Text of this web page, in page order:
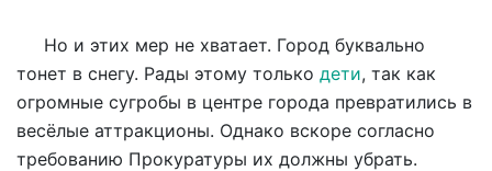
Но и этих мер не хватает. Город буквально
тонет в снегу. Рады этому только дети, так как
огромные сугробы в центре города превратились в
весёлые аттракционы. Однако вскоре согласно
требованию Прокуратуры их должны убрать.